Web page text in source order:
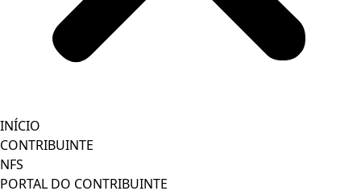
INÍCIO
CONTRIBUINTE
NFS
PORTAL DO CONTRIBUINTE